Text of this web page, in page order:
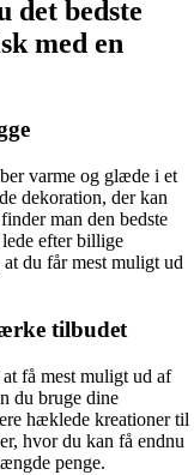
det bedste
med en
varme og glæde i et
dekoration, der kan
man den bedste
efter billige
du får mest muligt ud
tilbudet
få mest muligt ud af
du bruge dine
hæklede kreationer til
hvor du kan få endnu
penge.